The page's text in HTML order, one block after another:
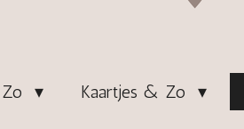
Kaartjes & Zo